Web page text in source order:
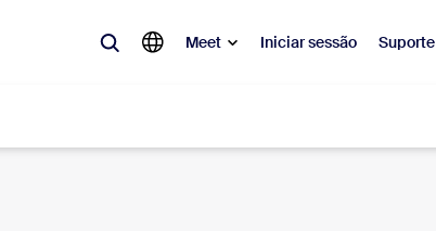
Meet Iniciar sessão Suporte